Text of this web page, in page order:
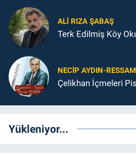
ALI RIZA ŞABAŞ
Terk Edilmiş Köy
NECIP AYDIN-
Çelikhan İçmeleri
Yükleniyor...